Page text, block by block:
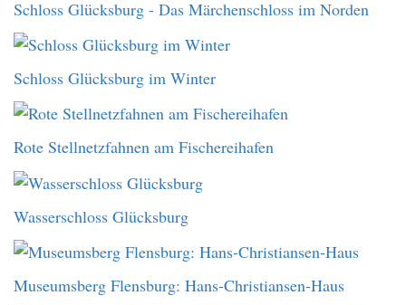
Schloss Glücksburg - Das Märchenschloss im Norden
Schloss Glücksburg im Winter
Rote Stellnetzfahnen am Fischereihafen
Wasserschloss Glücksburg
Museumsberg Flensburg: Hans-Christiansen-Haus